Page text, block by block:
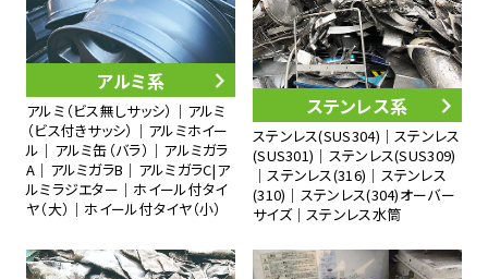
アルミ系
アルミ（ビス無しサッシ）｜アルミ
（ビス付きサッシ）｜アルミホイー
ル｜アルミ缶（バラ）｜アルミガラ
A｜アルミガラB｜アルミガラC|ア
ルミラジエター｜ホイール付タイ
ヤ（大）｜ホイール付タイヤ（小）
ステンレス系
ステンレス(SUS304)｜ステンレス
(SUS301)｜ステンレス(SUS309)
｜ステンレス(316)｜ステンレス
(310)｜ステンレス(304)オーバー
サイズ｜ステンレス水筒